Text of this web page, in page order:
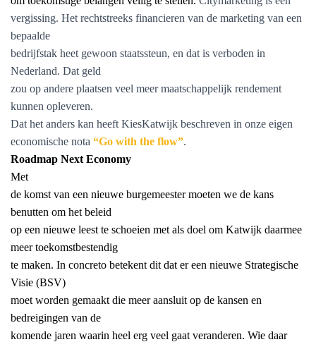
vergissing. Het rechtstreeks financieren van de marketing van een
bepaalde
bedrijfstak heet gewoon staatssteun, en dat is verboden in
Nederland. Dat geld
zou op andere plaatsen veel meer maatschappelijk rendement
kunnen opleveren.
Dat het anders kan heeft KiesKatwijk beschreven in onze eigen
economische nota “Go with the flow”.
Roadmap Next Economy
Met
de komst van een nieuwe burgemeester moeten we de kans
benutten om het beleid
op een nieuwe leest te schoeien met als doel om Katwijk daarmee
meer toekomstbestendig
te maken. In concreto betekent dit dat er een nieuwe Strategische
Visie (BSV)
moet worden gemaakt die meer aansluit op de kansen en
bedreigingen van de
komende jaren waarin heel erg veel gaat veranderen. Wie daar